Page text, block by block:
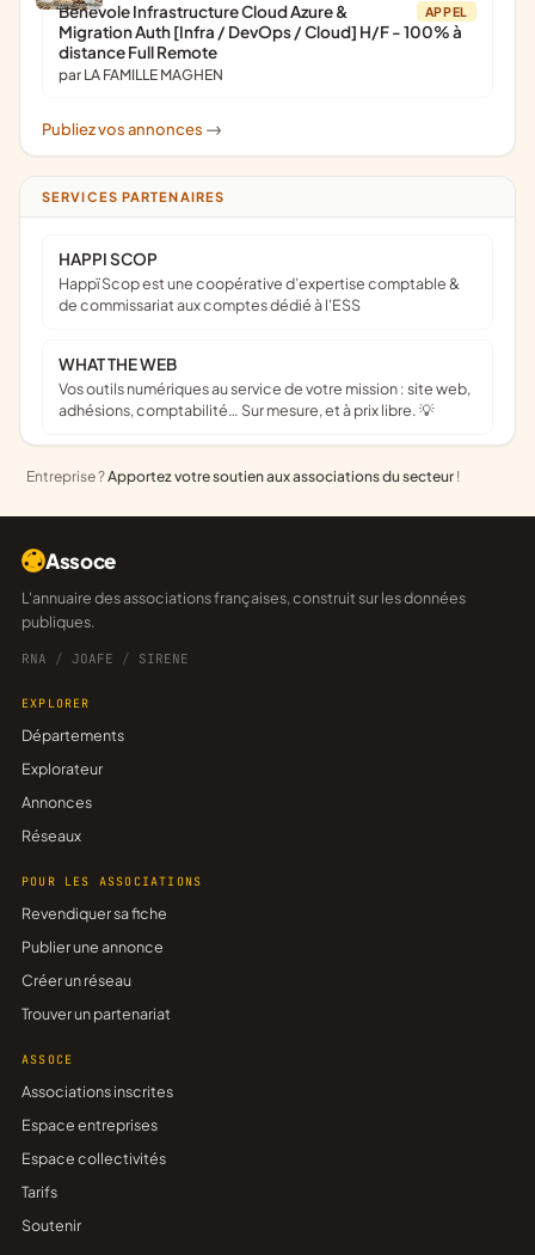
APPEL
Bénévole Infrastructure Cloud Azure &
Migration Auth [Infra / DevOps / Cloud] H/F - 100% à
distance Full Remote
par LA FAMILLE MAGHEN
Publiez vos annonces ->
SERVICES PARTENAIRES
HAPPI SCOP
Happï Scop est une coopérative d’expertise comptable &
de commissariat aux comptes dédié à l'ESS
WHAT THE WEB
Vos outils numériques au service de votre mission : site web,
adhésions, comptabilité… Sur mesure, et à prix libre. 💡
Entreprise ?Apportez votre soutien aux associations du secteur !
Assoce
L'annuaire des associations françaises, construit sur les données
publiques.
RNA / JOAFE / SIRENE
EXPLORER
Départements
Explorateur
Annonces
Réseaux
POUR LES ASSOCIATIONS
Revendiquer sa fiche
Publier une annonce
Créer un réseau
Trouver un partenariat
ASSOCE
Associations inscrites
Espace entreprises
Espace collectivités
Tarifs
Soutenir